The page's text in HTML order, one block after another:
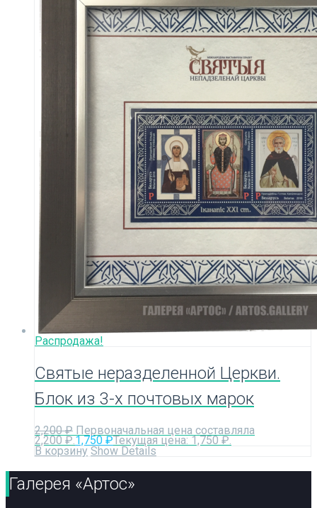
Распродажа!
Святые неразделенной Церкви.
Блок из 3-х почтовых марок
2,200₽ Первоначальная цена составляла
2,200 ₽.1,750 ₽Текущая цена: 1,750 ₽.
В корзину Show Details
Галерея «Артос»